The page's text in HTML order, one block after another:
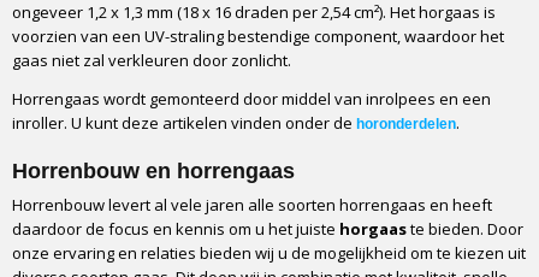
Maaswijdte
1,2 x 1,3 mm (18 x 16 draden per 2,54 cm²)
Gewicht
120 gram per vierkante meter
Openheid (% zonlicht)
Zelfdovend klasse 2
Beschikbare breedtes
60,80,90,100,120,140,160,220,260 en 320 cm breed
ongeveer 1,2 x 1,3 mm (18 x 16 draden per 2,54 cm²). Het horgaas is
voorzien van een UV-straling bestendige component, waardoor het
gaas niet zal verkleuren door zonlicht.
Horrengaas wordt gemonteerd door middel van inrolpees en een
inroller. U kunt deze artikelen vinden onder de horonderdelen.
Horrenbouw en horrengaas
Horrenbouw levert al vele jaren alle soorten horrengaas en heeft
daardoor de focus en kennis om u het juiste horgaaste bieden. Door
onze ervaring en relaties bieden wij u de mogelijkheid om te kiezen uit